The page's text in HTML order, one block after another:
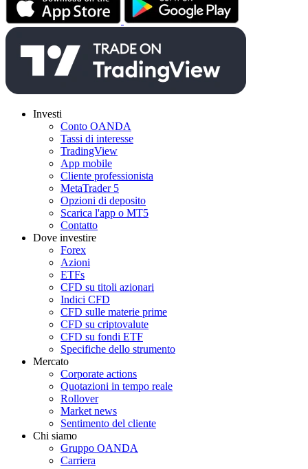
Investi
Conto OANDA
Tassi di interesse
TradingView
App mobile
Cliente professionista
MetaTrader 5
Opzioni di deposito
Scarica l'app o MT5
Contatto
Dove investire
Forex
Azioni
ETFs
CFD su titoli azionari
Indici CFD
CFD sulle materie prime
CFD su criptovalute
CFD su fondi ETF
Specifiche dello strumento
Mercato
Corporate actions
Quotazioni in tempo reale
Rollover
Market news
Sentimento del cliente
Chi siamo
Gruppo OANDA
Carriera